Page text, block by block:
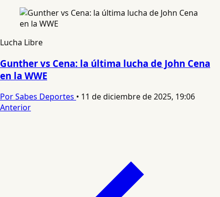
Lucha Libre
Gunther vs Cena: la última lucha de John Cena
en la WWE
Por Sabes Deportes • 11 de diciembre de 2025, 19:06
Anterior